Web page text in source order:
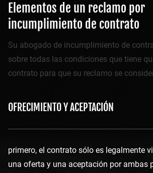
Elementos de un reclamo por
incumplimiento de contrato
Su abogado de incumplimiento de
sobre todas las condiciones que tiene
contrato para que su reclamo se
OFRECIMIENTO Y ACEPTACIÓN
primero, el contrato sólo es legalmente
una oferta y una aceptación por ambas